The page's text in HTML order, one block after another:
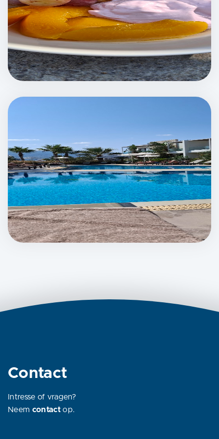
Contact
Intresse of vragen?
Neem contact op.